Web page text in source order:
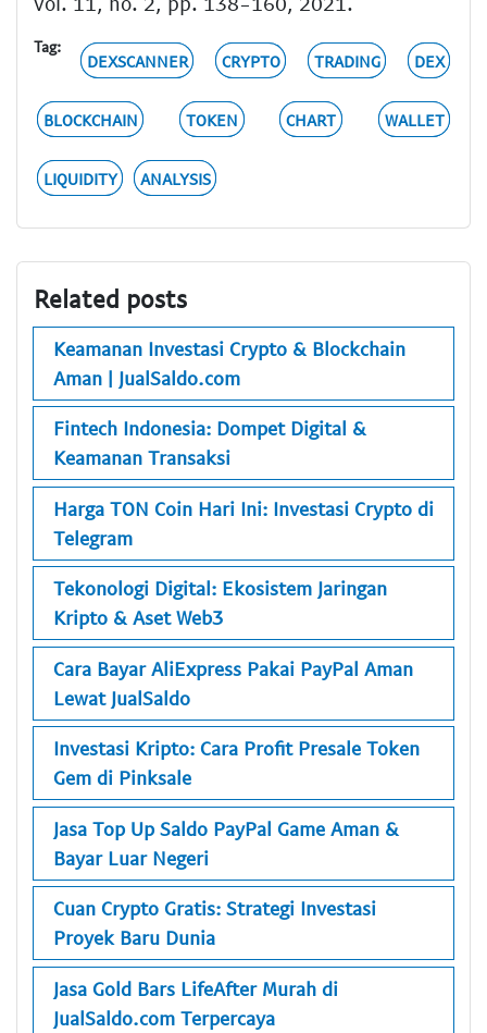
Tag:
DEXSCANNER CRYPTO TRADING DEX
BLOCKCHAIN TOKEN CHART WALLET
LIQUIDITY ANALYSIS
Related posts
Keamanan Investasi Crypto & Blockchain
Aman | JualSaldo.com
Fintech Indonesia: Dompet Digital &
Keamanan Transaksi
Harga TON Coin Hari Ini: Investasi Crypto di
Telegram
Tekonologi Digital: Ekosistem Jaringan
Kripto & Aset Web3
Cara Bayar AliExpress Pakai PayPal Aman
Lewat JualSaldo
Investasi Kripto: Cara Profit Presale Token
Gem di Pinksale
Jasa Top Up Saldo PayPal Game Aman &
Bayar Luar Negeri
Cuan Crypto Gratis: Strategi Investasi
Proyek Baru Dunia
Jasa Gold Bars LifeAfter Murah di
JualSaldo.com Terpercaya